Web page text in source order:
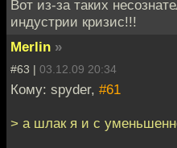
Вот из-за таких
индустрии кризис!!!
Merlin »
#63 | 03.12.09 20:34
Кому: spyder, #61
> а шлак я и с